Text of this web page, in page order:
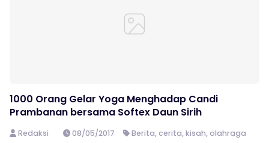
1000 Orang Gelar Yoga Menghadap Candi
Prambanan bersama Softex Daun Sirih
Redaksi 08/05/2017 Berita,cerita,kisah,olahraga